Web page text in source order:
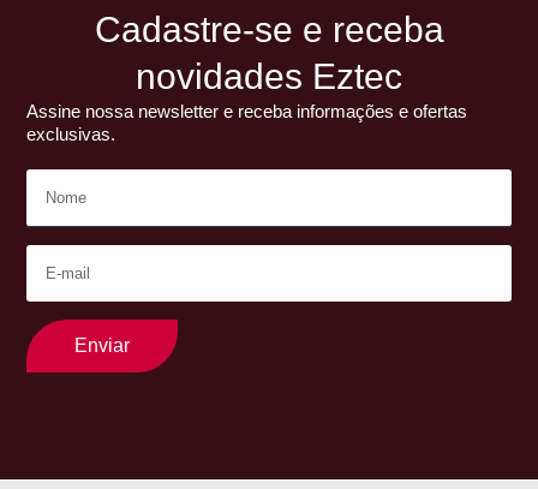
Cadastre-se e receba
novidades Eztec
Assine nossa newsletter e receba informações e ofertas
exclusivas.
Enviar